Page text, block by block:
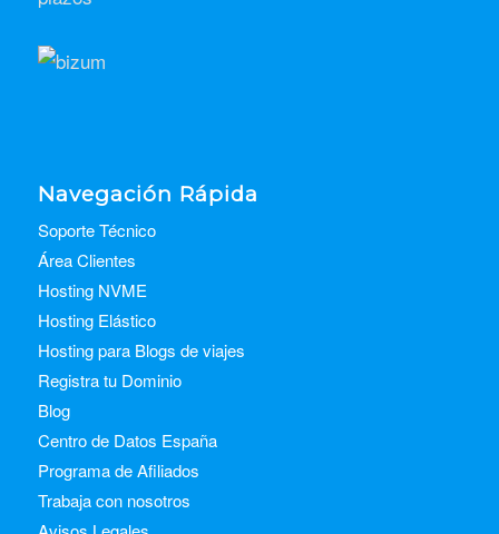
Navegación Rápida
Soporte Técnico
Área Clientes
Hosting NVME
Hosting Elástico
Hosting para Blogs de viajes
Registra tu Dominio
Blog
Centro de Datos España
Programa de Afiliados
Trabaja con nosotros